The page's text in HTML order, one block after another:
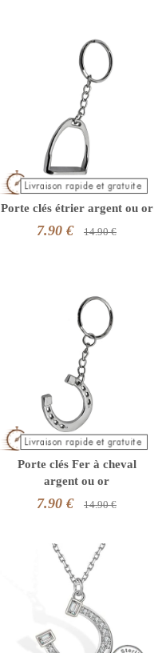
Porte clés étrier argent ou or
7.90 € 14.90 €
Porte clés Fer à cheval
argent ou or
7.90 € 14.90 €